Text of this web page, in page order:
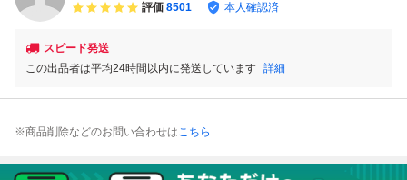
評価 8501 本人確認済
スピード発送
この出品者は平均24時間以内に発送しています 詳細
※商品削除などのお問い合わせはこちら